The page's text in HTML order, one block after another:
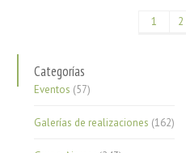
1 2
Categorías
Eventos (57)
Galerías de realizaciones (162)